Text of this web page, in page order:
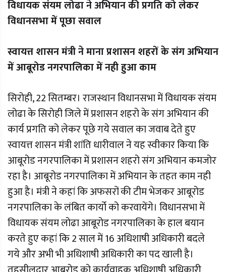
विधायक संयम लोढा ने अभियान की प्रगति को लेकर
विधानसभा में पूछा सवाल
स्वायत्त शासन मंत्री ने माना प्रशासन शहरों के संग अभियान
में आबूरोड नगरपालिका में नही हुआ काम
सिरोही, 22 सितम्बर। राजस्थान विधानसभा में विधायक संयम
लोढा के सिरोही जिले में प्रशासन शहरो के संग अभियान की
कार्य प्रगति को लेकर पूछे गये सवाल का जवाब देते हुए
स्वायत्त शासन मंत्री शांति धारीवाल ने यह स्वीकार किया कि
आबूरोड नगरपालिका में प्रशासन शहरो संग अभियान कमजोर
रहा है। आबूरोड नगरपालिका में अभियान के तहत काम नही
हुआ है। मंत्री ने कहां कि अफसरों की टीम भेजकर आबूरोड
नगरपालिका के लंबित कार्यो को करवायेंगे। विधानसभा में
विधायक संयम लोढा आबूरोड नगरपालिका के हाल बयान
करते हुए कहां कि 2 साल में 16 अधिशाषी अधिकारी बदले
गये और अभी भी अधिशाषी अधिकारी का पद खाली है।